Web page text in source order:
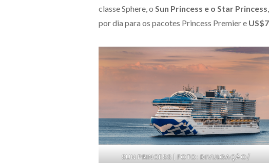
classe Sphere, o Sun Princess e o Star Princess
por dia para os pacotes Princess Premier e
SUN PRINCESS | FOTO: DIVULGAÇÃO/